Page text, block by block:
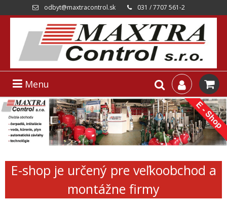
odbyt@maxtracontrol.sk 031 / 7707 561-2
Menu
E-shop je určený pre veľkoobchod a
montážne firmy